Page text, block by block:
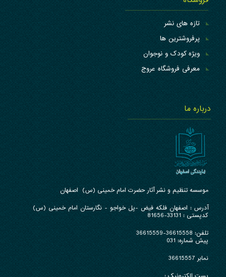
تازه های نشر
پرفروشترین ها
ویژه کودک و نوجوان
معرفی فروشگاه عروج
درباره ما
موسسه تنظیم و نشر آثار حضرت امام خمینی (س) اصفهان
آدرس : اصفهان فلکه فیض -پل خواجو - نگارستان امام خمینی (س)
کدپستی : 33131-81656
تلفن: 36615558-36615559
پیش شماره: 031
نمابر 36615557